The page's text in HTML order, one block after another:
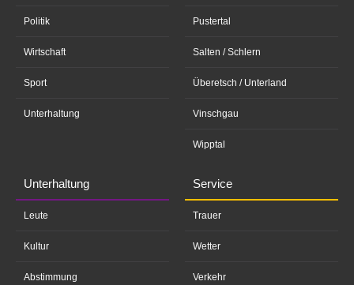
Politik
Wirtschaft
Sport
Unterhaltung
Pustertal
Salten / Schlern
Überetsch / Unterland
Vinschgau
Wipptal
Unterhaltung
Leute
Kultur
Abstimmung
Service
Trauer
Wetter
Verkehr